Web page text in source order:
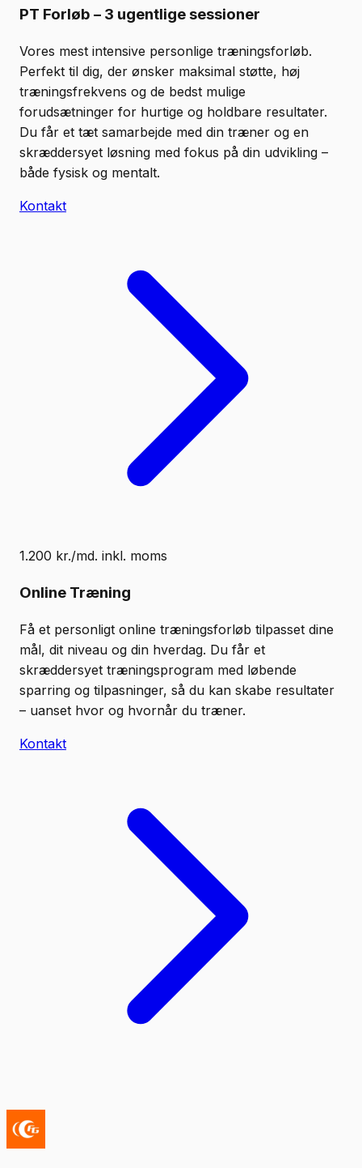
PT Forløb – 3 ugentlige sessioner
Vores mest intensive personlige træningsforløb.
Perfekt til dig, der ønsker maksimal støtte, høj
træningsfrekvens og de bedst mulige
forudsætninger for hurtige og holdbare resultater.
Du får et tæt samarbejde med din træner og en
skræddersyet løsning med fokus på din udvikling –
både fysisk og mentalt.
Kontakt
1.200 kr./md. inkl. moms
Online Træning
Få et personligt online træningsforløb tilpasset dine
mål, dit niveau og din hverdag. Du får et
skræddersyet træningsprogram med løbende
sparring og tilpasninger, så du kan skabe resultater
– uanset hvor og hvornår du træner.
Kontakt